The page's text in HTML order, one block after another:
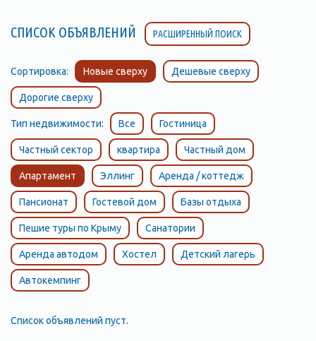
очень удобно для купания детей. В поселке Угловое морская
вода прогревается быстрее, чем на южном берегу Крыма.
способствуют лечению и профилактике органов дыхания и
ЛОР. В центре пляжа работает пункт проката катамаранов,
отсюда же организуют и катание на банане.
СПИСОК ОБЪЯВЛЕНИЙ РАСШИРЕННЫЙ ПОИСК
Сортировка: Новые сверху Дешевые сверху
Дорогие сверху
Тип недвижимости: Все Гостиница
Частный сектор квартира Частный дом
Апартамент Эллинг Аренда / коттедж
Пансионат Гостевой дом Базы отдыха
Пешие туры по Крыму Санатории
Аренда автодом Хостел Детский лагерь
Автокемпинг
Список объявлений пуст.